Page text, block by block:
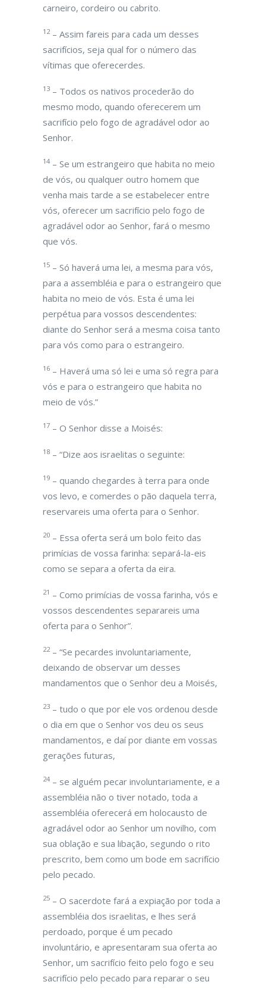
carneiro, cordeiro ou cabrito.
12– Assim fareis para cada um desses
sacrifícios, seja qual for o número das
vítimas que oferecerdes.
13 – Todos os nativos procederão do
mesmo modo, quando oferecerem um
sacrifício pelo fogo de agradável odor ao
Senhor.
14 – Se um estrangeiro que habita no meio
de vós, ou qualquer outro homem que
venha mais tarde a se estabelecer entre
vós, oferecer um sacrifício pelo fogo de
agradável odor ao Senhor, fará o mesmo
que vós.
15 – Só haverá uma lei, a mesma para vós,
para a assembléia e para o estrangeiro que
habita no meio de vós. Esta é uma lei
perpétua para vossos descendentes:
diante do Senhor será a mesma coisa tanto
para vós como para o estrangeiro.
16 – Haverá uma só lei e uma só regra para
vós e para o estrangeiro que habita no
meio de vós.”
17 – O Senhor disse a Moisés:
18 – “Dize aos israelitas o seguinte:
19 – quando chegardes à terra para onde
vos levo, e comerdes o pão daquela terra,
reservareis uma oferta para o Senhor.
20 – Essa oferta será um bolo feito das
primícias de vossa farinha: separá-la-eis
como se separa a oferta da eira.
21 – Como primícias de vossa farinha, vós e
vossos descendentes separareis uma
oferta para o Senhor”.
22– “Se pecardes involuntariamente,
deixando de observar um desses
mandamentos que o Senhor deu a Moisés,
23 – tudo o que por ele vos ordenou desde
o dia em que o Senhor vos deu os seus
mandamentos, e daí por diante em vossas
gerações futuras,
24 – se alguém pecar involuntariamente, e a
assembléia não o tiver notado, toda a
assembléia oferecerá em holocausto de
agradável odor ao Senhor um novilho, com
sua oblação e sua libação, segundo o rito
prescrito, bem como um bode em sacrifício
pelo pecado.
25 – O sacerdote fará a expiação por toda a
assembléia dos israelitas, e lhes será
perdoado, porque é um pecado
involuntário, e apresentaram sua oferta ao
Senhor, um sacrifício feito pelo fogo e seu
sacrifício pelo pecado para reparar o seu